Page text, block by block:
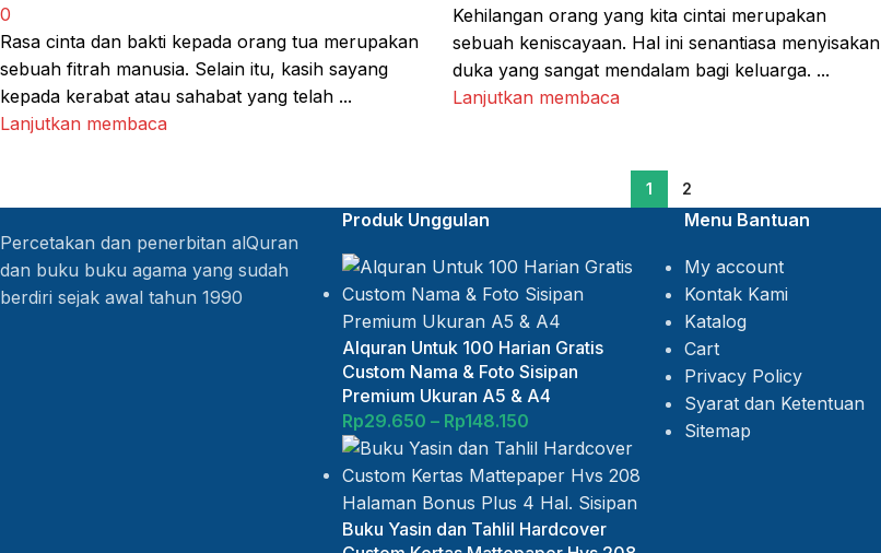
0
Rasa cinta dan bakti kepada orang tua merupakan
sebuah fitrah manusia. Selain itu, kasih sayang
kepada kerabat atau sahabat yang telah ...
Lanjutkan membaca
Kehilangan orang yang kita cintai merupakan
sebuah keniscayaan. Hal ini senantiasa menyisakan
duka yang sangat mendalam bagi keluarga. ...
Lanjutkan membaca
1 2
Percetakan dan penerbitan alQuran
dan buku buku agama yang sudah
berdiri sejak awal tahun 1990
Produk Unggulan
Alquran Untuk 100 Harian Gratis
Custom Nama & Foto Sisipan
Premium Ukuran A5 & A4
Rp29.650 – Rp148.150
Buku Yasin dan Tahlil Hardcover
Menu Bantuan
My account
Kontak Kami
Katalog
Cart
Privacy Policy
Syarat dan Ketentuan
Sitemap